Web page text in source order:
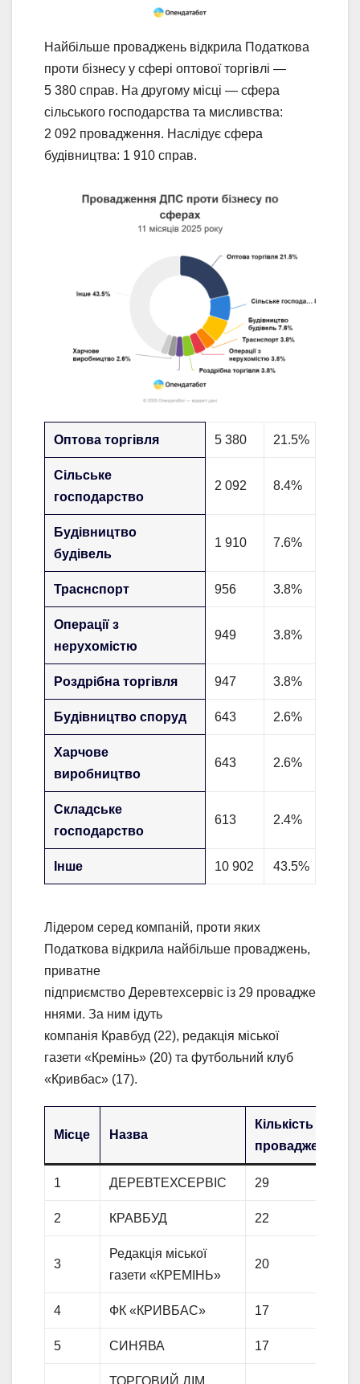
Найбільше проваджень відкрила Податкова
проти бізнесу у сфері оптової торгівлі —
5 380 справ. На другому місці — сфера
сільського господарства та мисливства:
2 092 провадження. Наслідує сфера
будівництва: 1 910 справ.
Оптова торгівля 5 380 21.5%
Сільське
господарство
2 092 8.4%
Будівництво
будівель
1 910 7.6%
Траснспорт 956 3.8%
Операції з
нерухомістю
949 3.8%
Роздрібна торгівля 947 3.8%
Будівництво споруд 643 2.6%
Харчове
виробництво
643 2.6%
Складське
господарство
613 2.4%
Інше 10 902 43.5%
Лідером серед компаній, проти яких
Податкова відкрила найбільше проваджень,
приватне
підприємство Деревтехсервіс із 29 провадже
ннями. За ним ідуть
компанія Кравбуд (22), редакція міської
газети «Кремінь» (20) та футбольний клуб
«Кривбас» (17).
Місце Назва
Кількість
проваджень
1 ДЕРЕВТЕХСЕРВІС 29
2 КРАВБУД 22
3
Редакція міської
газети «КРЕМІНЬ»
20
4 ФК «КРИВБАС» 17
5 СИНЯВА 17
ТОРГОВИЙ ДІМ